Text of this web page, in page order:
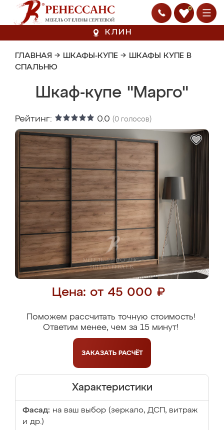
0
КЛИН
ГЛАВНАЯ → ШКАФЫ-КУПЕ → ШКАФЫ КУПЕ В
СПАЛЬНЮ
Шкаф-купе "Марго"
Рейтинг: 0.0 (0 голосов)
Цена: от 45 000 ₽
Поможем рассчитать точную стоимость!
Ответим менее, чем за 15 минут!
ЗАКАЗАТЬ РАСЧЁТ
Характеристики
Фасад: на ваш выбор (зеркало, ДСП, витраж
и др.)